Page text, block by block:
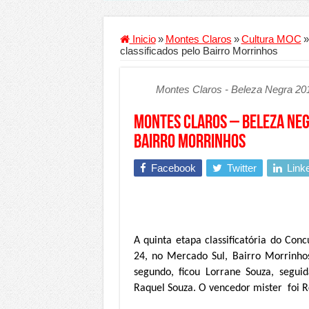
Criador de Sites ou VPS:
Conheça a melhor
Segurança digital se torna
PF e Emissoras Apertam
De economista a
Marcenaria sob medida:
Investimento em energia
Serralheria de Alumínio
Qualidade do produto e
Inicio » Montes Claros » Cultura MOC »
classificados pelo Bairro Morrinhos
Montes Claros - Beleza Negra
Montes Claros – Beleza
Bairro Morrinhos
Facebook Twitter
A quinta etapa classificatória do
24, no Mercado Sul, Bairro
segundo, ficou Lorrane Souza,
Raquel Souza. O vencedor mister foi